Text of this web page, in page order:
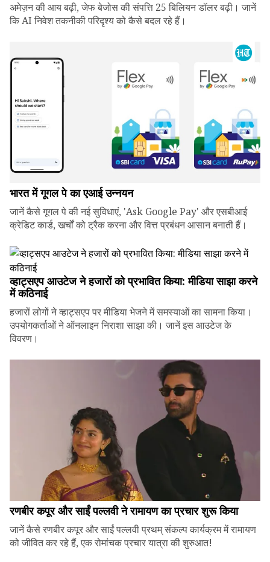
अमेज़न की आय बढ़ी, जेफ बेजोस की संपत्ति 25 बिलियन डॉलर बढ़ी। जानें
कि AI निवेश तकनीकी परिदृश्य को कैसे बदल रहे हैं।
भारत में गूगल पे का एआई उन्नयन
जानें कैसे गूगल पे की नई सुविधाएं, 'Ask Google Pay' और एसबीआई
क्रेडिट कार्ड, खर्चों को ट्रैक करना और वित्त प्रबंधन आसान बनाती हैं।
व्हाट्सएप आउटेज ने हजारों को प्रभावित किया: मीडिया साझा करने
में कठिनाई
हजारों लोगों ने व्हाट्सएप पर मीडिया भेजने में समस्याओं का सामना किया।
उपयोगकर्ताओं ने ऑनलाइन निराशा साझा की। जानें इस आउटेज के
विवरण।
रणबीर कपूर और साईं पल्लवी ने रामायण का प्रचार शुरू किया
जानें कैसे रणबीर कपूर और साईं पल्लवी प्रथम् संकल्प कार्यक्रम में रामायण
को जीवित कर रहे हैं, एक रोमांचक प्रचार यात्रा की शुरुआत!